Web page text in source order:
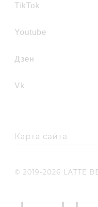
TikTok
youtube
дзен
vk
Карта сайта
© 2019-2026 LATTE